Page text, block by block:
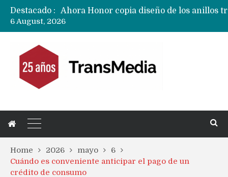
Destacado :
6 August, 2026
Home 2026 mayo
6
Cuándo es conveniente anticipar el pago de un
crédito de consumo